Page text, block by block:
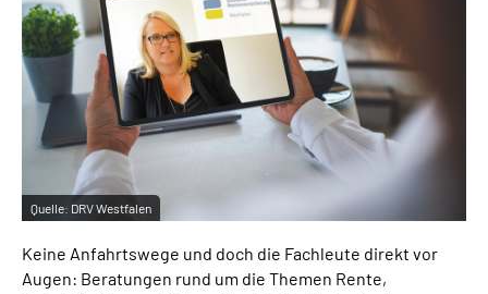
Inhalte in Gebärdensprache (DGS)
Leichte Sprache
Suche
Mein Kundenportal
Quelle: DRV Westfalen
Keine Anfahrtswege und doch die Fachleute direkt vor
Augen: Beratungen rund um die Themen Rente,